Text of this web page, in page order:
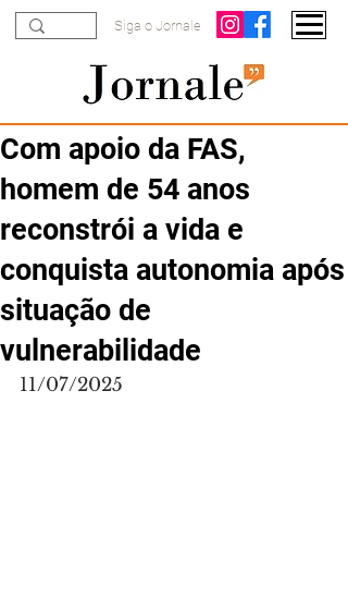
Siga o Jornale
Com apoio da FAS,
homem de 54 anos
reconstrói a vida e
conquista autonomia após
situação de
vulnerabilidade
11/07/2025